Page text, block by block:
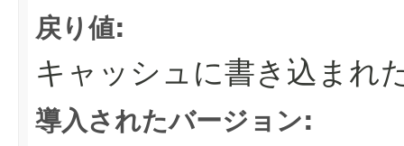
戻り値:
キャッシュに書き込まれ
導入されたバージョン: